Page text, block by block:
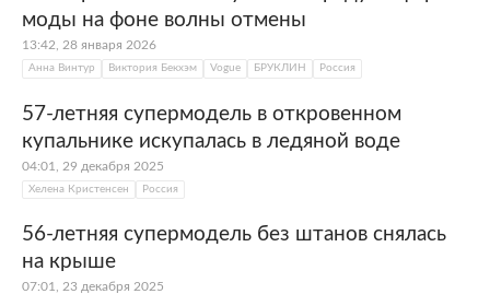
моды на фоне волны отмены
13:42, 28 января 2026
Анна Винтур Виктория Бекхэм Vogue БРУКЛИН Россия
57-летняя супермодель в откровенном
купальнике искупалась в ледяной воде
04:01, 29 декабря 2025
Хелена Кристенсен Россия
56-летняя супермодель без штанов снялась
на крыше
07:01, 23 декабря 2025